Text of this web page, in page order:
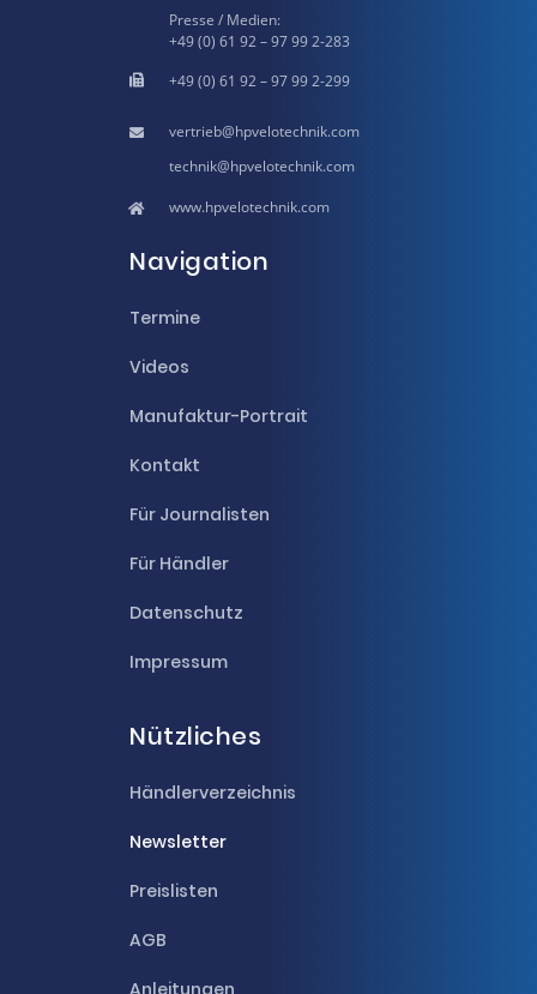
Presse / Medien:
+49 (0) 61 92 – 97 99 2-283
+49 (0) 61 92 – 97 99 2-299
hpvelotechnik.com
hpvelotechnik.com
www.hpvelotechnik.com
Navigation
Termine
Videos
Manufaktur-Portrait
Kontakt
Für Journalisten
Für Händler
Datenschutz
Impressum
Nützliches
Händlerverzeichnis
Newsletter
Preislisten
AGB
Anleitungen